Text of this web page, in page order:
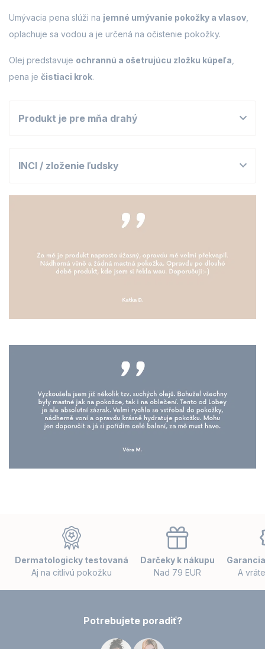
Umývacia pena slúži na jemné umývanie pokožky a vlasov
oplachuje sa vodou a je určená na očistenie pokožky.
Olej predstavuje ochrannú a ošetrujúcu zložku kúpeľa
pena je čistiaci krok.
Produkt je pre mňa drahý
INCI / zloženie ľudsky
Dermatologicky testovaná
Aj na citlivú pokožku
Darčeky k nákupu
Nad 79 EUR
A
Potrebujete poradiť?